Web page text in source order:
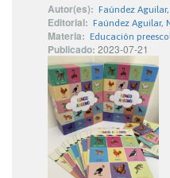
Autor(es): Faúndez
Editorial: Faúndez Aguilar,
Materia: Educación
Publicado: 2023-07-21